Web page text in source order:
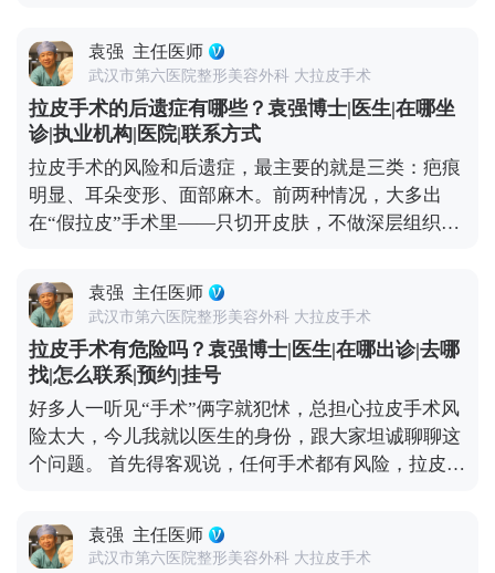
也就是说，之后你会一直比同龄人看起来更紧致、更
年轻。 当然了，拉皮也不是一劳永逸的。术后还是要
注意日常保养，比如做好皮肤护理、控制夸张表情、
保持健康作息。毕竟手术主要解决的是“下垂”问题，
而皱纹、肤质这些细节，还需要靠日常维护来配合。
想知道更多关于MCR复合提升术的问题，可以去官方
媒体平台（公众号、百家号、小红薯）预约面诊，详
细了解。
手术方案的精准设计。 举个例子，之前有位50岁的求
美者，她皮肤弹性还不错，就是组织下垂明显，下颌
线模糊。做完拉皮手术后，下垂的组织复位了，下颌
线变得清晰紧致，看起来就像40出头，效果很直观。
但大家要清楚，拉皮不是“换脸”，它不会改变你的五
官基础，也不可能让你直接变回20岁。 它更像是给下
垂的组织做一次“复位”，让它们回到该在的位置，从
而实现视觉上的“减龄”。如果术后能做好保养，比如
态还能维持得更久。 想知道更多关于MCR复合提升
术的问题，可以去官方媒体平台（公众号、百家号、
小红薯）预约面诊，详细了解。
袁强 主任医师
武汉市第六医院整形美容外科 大拉皮手术
拉皮手术的后遗症有哪些？袁强博士|医生|在哪坐
诊|执业机构|医院|联系方式
拉皮手术的风险和后遗症，最主要的就是三类：疤痕
明显、耳朵变形、面部麻木。前两种情况，大多出
在“假拉皮”手术里——只切开皮肤，不做深层组织提
织会往下拽切口和耳朵，慢慢就会出现疤痕变宽、耳
朵变形的问题。 但正规的拉皮手术完全不是这样，核
心是做深层筋膜提升，再配合减张缝合，让组织在复
位后的位置自然贴合，不会强行拉扯切口和耳朵，这
样就能最大程度避免疤痕和耳朵变形的问题。 至于面
部麻木，大家可以放心，面部神经本来就丰富，手术
中难免会碰到一些细小的神经末梢，术后短期内可能
会有麻木感，但这种感觉一般三个月内就会慢慢恢
的不适完全是可以接受的。 总结下来就是，拉皮的后
遗症大多和手术方式不规范有关，选对医生和手术方
袁强 主任医师
武汉市第六医院整形美容外科 大拉皮手术
拉皮手术有危险吗？袁强博士|医生|在哪出诊|去哪
找|怎么联系|预约|挂号
好多人一听见“手术”俩字就犯怵，总担心拉皮手术风
险太大，今儿我就以医生的身份，跟大家坦诚聊聊这
个问题。 首先得客观说，任何手术都有风险，拉皮也
皮肤凹凸不平，严重的还可能损伤神经。比如有些朋
友做完后耳朵变形、疤痕特别明显，多半是碰到
袁强 主任医师
武汉市第六医院整形美容外科 大拉皮手术